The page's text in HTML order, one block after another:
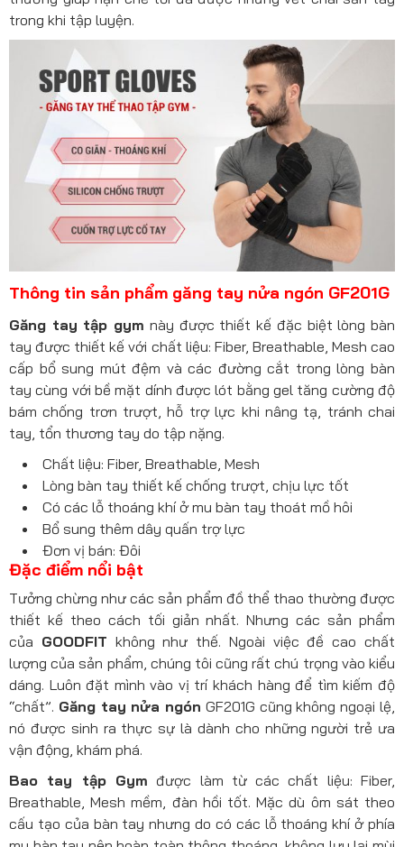
trong khi tập luyện.
Thông tin sản phẩm găng tay nửa ngón GF201G
Găng tay tập gym này được thiết kế đặc biệt lòng bàn
tay được thiết kế với chất liệu: Fiber, Breathable, Mesh cao
cấp bổ sung mút đệm và các đường cắt trong lòng bàn
tay cùng với bề mặt dính được lót bằng gel tăng cường độ
bám chống trơn trượt, hỗ trợ lực khi nâng tạ, tránh chai
tay, tổn thương tay do tập nặng.
Chất liệu: Fiber, Breathable, Mesh
Lòng bàn tay thiết kế chống trượt, chịu lực tốt
Có các lỗ thoáng khí ở mu bàn tay thoát mồ hôi
Bổ sung thêm dây quấn trợ lực
Đơn vị bán: Đôi
Đặc điểm nổi bật
Tưởng chừng như các sản phẩm đồ thể thao thường được
thiết kế theo cách tối giản nhất. Nhưng các sản phẩm
của GOODFIT không như thế. Ngoài việc đề cao chất
lượng của sản phẩm, chúng tôi cũng rất chú trọng vào kiểu
dáng. Luôn đặt mình vào vị trí khách hàng để tìm kiếm độ
“chất”. Găng tay nửa ngón GF201G cũng không ngoại lệ,
nó được sinh ra thực sự là dành cho những người trẻ ưa
vận động, khám phá.
Bao tay tập Gym được làm từ các chất liệu: Fiber,
Breathable, Mesh mềm, đàn hồi tốt. Mặc dù ôm sát theo
cấu tạo của bàn tay nhưng do có các lỗ thoáng khí ở phía